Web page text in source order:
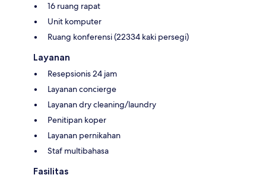
16 ruang rapat
Unit komputer
Ruang konferensi (22334 kaki persegi)
Layanan
Resepsionis 24 jam
Layanan concierge
Layanan dry cleaning/laundry
Penitipan koper
Layanan pernikahan
Staf multibahasa
Fasilitas